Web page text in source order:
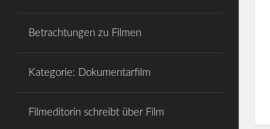
Betrachtungen zu Filmen
Kategorie: Dokumentarfilm
Filmeditorin schreibt über Film